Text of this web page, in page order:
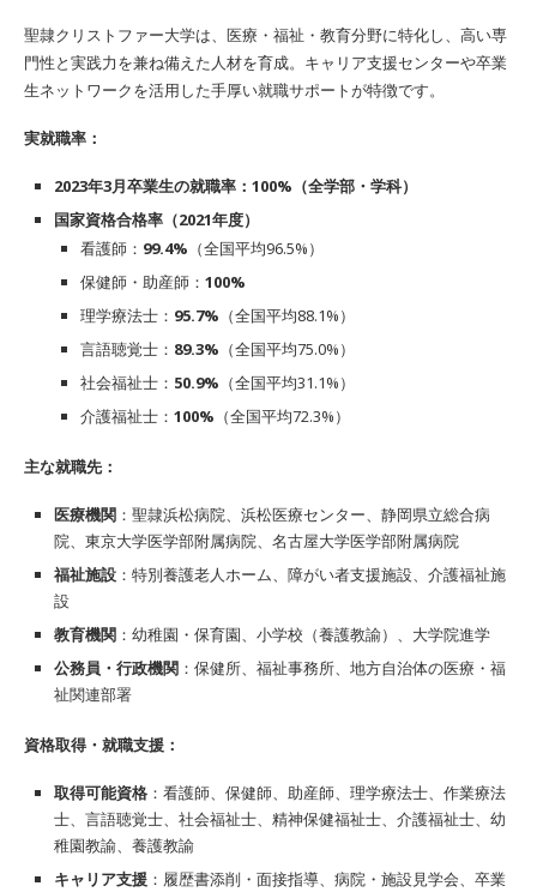
聖隷クリストファー大学は、医療・福祉・教育分野に特化し、高い専
門性と実践力を兼ね備えた人材を育成。キャリア支援センターや卒業
生ネットワークを活用した手厚い就職サポートが特徴です。
実就職率：
2023年3月卒業生の就職率：100%（全学部・学科）
国家資格合格率（2021年度）
看護師： 99.4% （全国平均96.5%）
保健師・助産師： 100%
理学療法士： 95.7% （全国平均88.1%）
言語聴覚士： 89.3% （全国平均75.0%）
社会福祉士： 50.9% （全国平均31.1%）
介護福祉士： 100% （全国平均72.3%）
主な就職先：
医療機関 ：聖隷浜松病院、浜松医療センター、静岡県立総合病
院、東京大学医学部附属病院、名古屋大学医学部附属病院
福祉施設 ：特別養護老人ホーム、障がい者支援施設、介護福祉施
設
教育機関 ：幼稚園・保育園、小学校（養護教諭）、大学院進学
公務員・行政機関 ：保健所、福祉事務所、地方自治体の医療・福
祉関連部署
資格取得・就職支援：
取得可能資格 ：看護師、保健師、助産師、理学療法士、作業療法
士、言語聴覚士、社会福祉士、精神保健福祉士、介護福祉士、幼
稚園教諭、養護教諭
キャリア支援 ：履歴書添削・面接指導、病院・施設見学会、卒業